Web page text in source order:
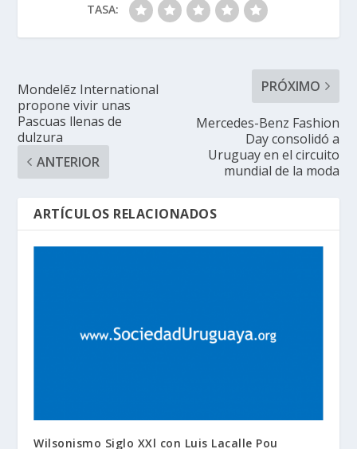
TASA:
Mondelēz International
propone vivir unas
Pascuas llenas de
dulzura
ANTERIOR
PRÓXIMO
Mercedes-Benz Fashion
Day consolidó a
Uruguay en el circuito
mundial de la moda
ARTÍCULOS RELACIONADOS
Wilsonismo Siglo XXl con Luis Lacalle Pou